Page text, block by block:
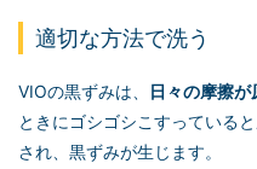
適切な方法で洗う
VIOの黒ずみは、 日々の摩擦が
ときにゴシゴシこすっている
され、黒ずみが生じます。